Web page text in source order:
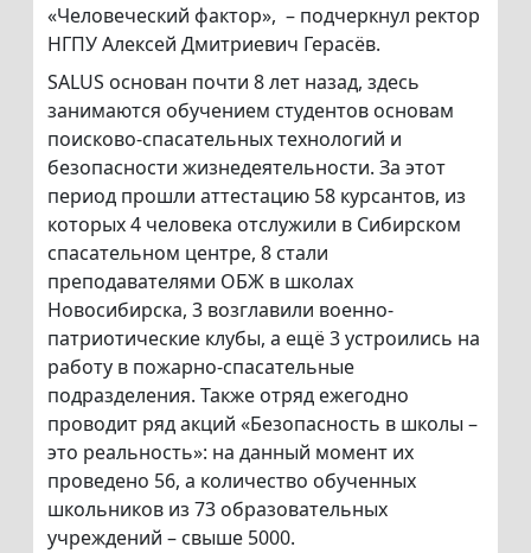
«Человеческий фактор», – подчеркнул ректор
НГПУ Алексей Дмитриевич Герасёв.
SALUS основан почти 8 лет назад, здесь
занимаются обучением студентов основам
поисково-спасательных технологий и
безопасности жизнедеятельности. За этот
период прошли аттестацию 58 курсантов, из
которых 4 человека отслужили в Сибирском
спасательном центре, 8 стали
преподавателями ОБЖ в школах
Новосибирска, 3 возглавили военно-
патриотические клубы, а ещё 3 устроились на
работу в пожарно-спасательные
подразделения. Также отряд ежегодно
проводит ряд акций «Безопасность в школы –
это реальность»: на данный момент их
проведено 56, а количество обученных
школьников из 73 образовательных
учреждений – свыше 5000.